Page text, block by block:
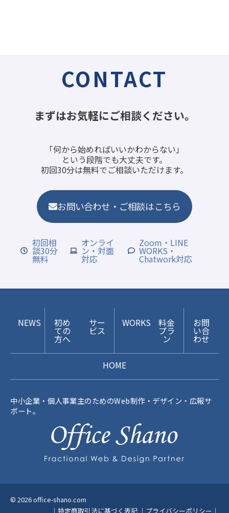
CONTACT
まずはお気軽にご相談ください。
「何から始めればいいかわからない」
という段階でも大丈夫です。
初回30分は無料でご相談いただけます。
お問い合わせ・ご相談はこちら
初回相
談30分
無料
オンライ
ン・対面
対応
Zoom・LINE
WORKS・
Chatwork対応
NEWS 初め
ての
方へ
サー
ビス
WORKS 料金
プラ
ン
お問
い合
わせ
HOME
中小企業・個人事業主のためのWeb制作・デザイン・広報サ
ポート。
© 2026 office-shano.com
｜ 特定商取引法に基づく表記 ｜ プライバシーポリシー ｜